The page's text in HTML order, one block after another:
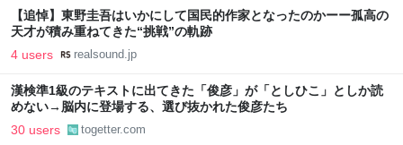
【追悼】東野圭吾はいかにして国民的作家となったのかーー孤高の
天才が積み重ねてきた“挑戦”の軌跡
4 users realsound.jp
漢検準1級のテキストに出てきた「俊彦」が「としひこ」としか読
めない→脳内に登場する、選び抜かれた俊彦たち
30 users togetter.com